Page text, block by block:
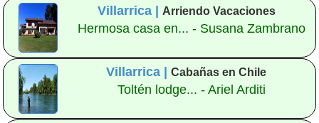
Villarrica | Arriendo Vacaciones
Hermosa casa en... - Susana Zambrano
Villarrica |Cabañas en Chile
Toltén lodge... - Ariel Arditi